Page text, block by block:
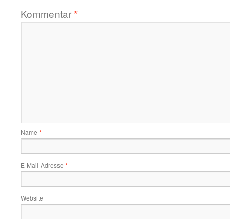
Kommentar*
Name *
E-Mail-Adresse *
Website